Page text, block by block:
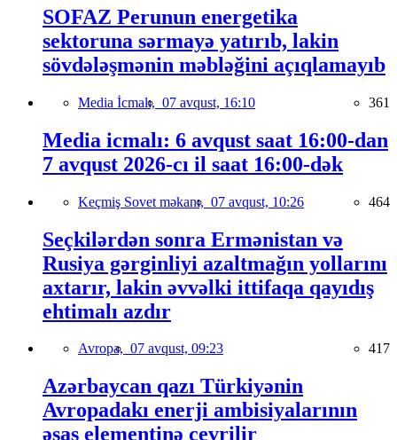
SOFAZ Perunun energetika
sektoruna sərmayə yatırıb, lakin
sövdələşmənin məbləğini açıqlamayıb
Media İcmalı, 07 avqust, 16:10 361
Media icmalı: 6 avqust saat 16:00-dan
7 avqust 2026-cı il saat 16:00-dək
Keçmiş Sovet məkanı, 07 avqust, 10:26 464
Seçkilərdən sonra Ermənistan və
Rusiya gərginliyi azaltmağın yollarını
axtarır, lakin əvvəlki ittifaqa qayıdış
ehtimalı azdır
Avropa, 07 avqust, 09:23 417
Azərbaycan qazı Türkiyənin
Avropadakı enerji ambisiyalarının
əsas elementinə çevrilir